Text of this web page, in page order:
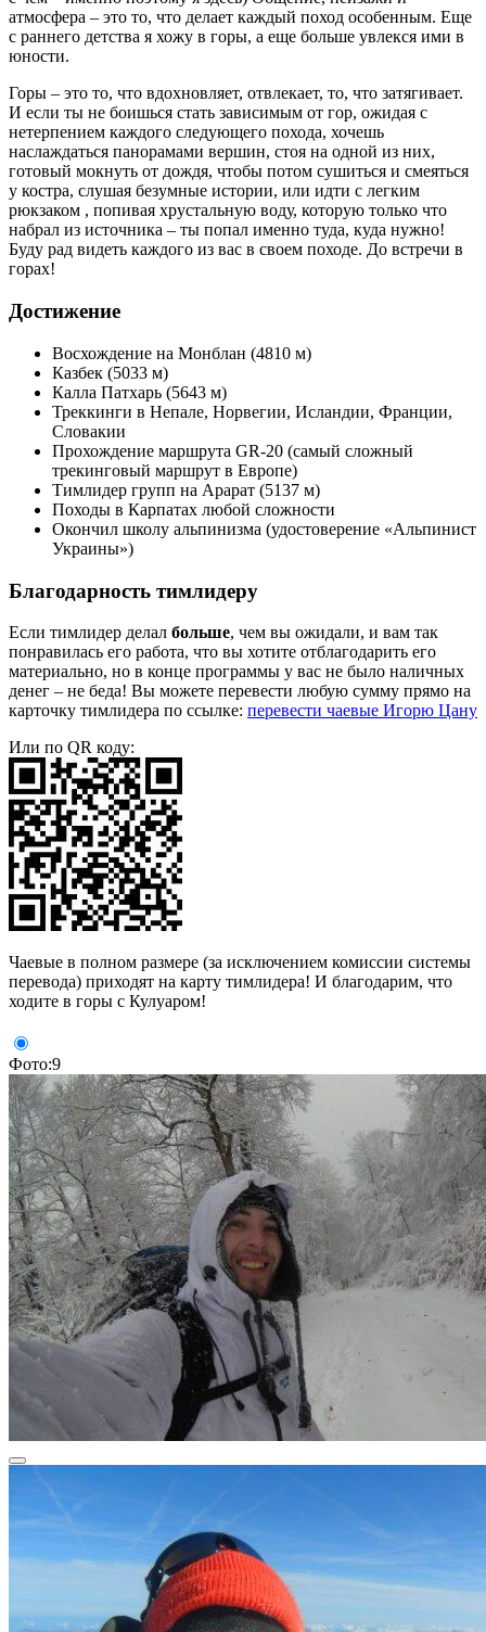
атмосфера – это то, что делает каждый поход особенным. Еще
с раннего детства я хожу в горы, а еще больше увлекся ими в
юности.
Горы – это то, что вдохновляет, отвлекает, то, что затягивает.
И если ты не боишься стать зависимым от гор, ожидая с
нетерпением каждого следующего похода, хочешь
наслаждаться панорамами вершин, стоя на одной из них,
готовый мокнуть от дождя, чтобы потом сушиться и смеяться
у костра, слушая безумные истории, или идти с легким
рюкзаком , попивая хрустальную воду, которую только что
набрал из источника – ты попал именно туда, куда нужно!
Буду рад видеть каждого из вас в своем походе. До встречи в
горах!
Достижение
Восхождение на Монблан (4810 м)
Казбек (5033 м)
Калла Патхарь (5643 м)
Треккинги в Непале, Норвегии, Исландии, Франции,
Словакии
Прохождение маршрута GR-20 (самый сложный
трекинговый маршрут в Европе)
Тимлидер групп на Арарат (5137 м)
Походы в Карпатах любой сложности
Окончил школу альпинизма (удостоверение «Альпинист
Украины»)
Благодарность тимлидеру
Если тимлидер делал больше, чем вы ожидали, и вам так
понравилась его работа, что вы хотите отблагодарить его
материально, но в конце программы у вас не было наличных
денег – не беда! Вы можете перевести любую сумму прямо на
карточку тимлидера по ссылке: перевести чаевые Игорю Цану
Или по QR коду:
Чаевые в полном размере (за исключением комиссии системы
перевода) приходят на карту тимлидера! И благодарим, что
ходите в горы с Кулуаром!
Фото:9